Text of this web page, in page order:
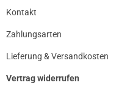
Kontakt
Zahlungsarten
Lieferung & Versandkosten
Vertrag widerrufen